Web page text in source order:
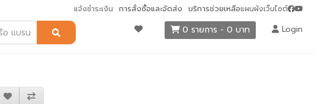
แจ้งชำระเงิน การสั่งซื้อและจัดส่ง บริการช่วยเหลือแผนผังเว็บไซต์
0 รายการ - 0 บาท Login